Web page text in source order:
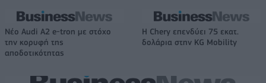
Νέο Audi A2 e-tron με στόχο
την κορυφή της
αποδοτικότητας
Η Chery επενδύει 75 εκατ.
δολάρια στην KG Mobility